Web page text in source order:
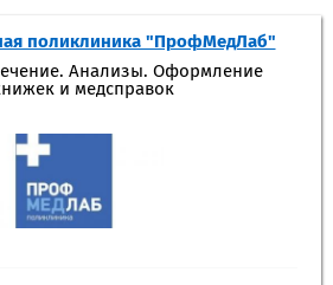
поликлиника "ПрофМедЛаб"
Анализы. Оформление
и медсправок